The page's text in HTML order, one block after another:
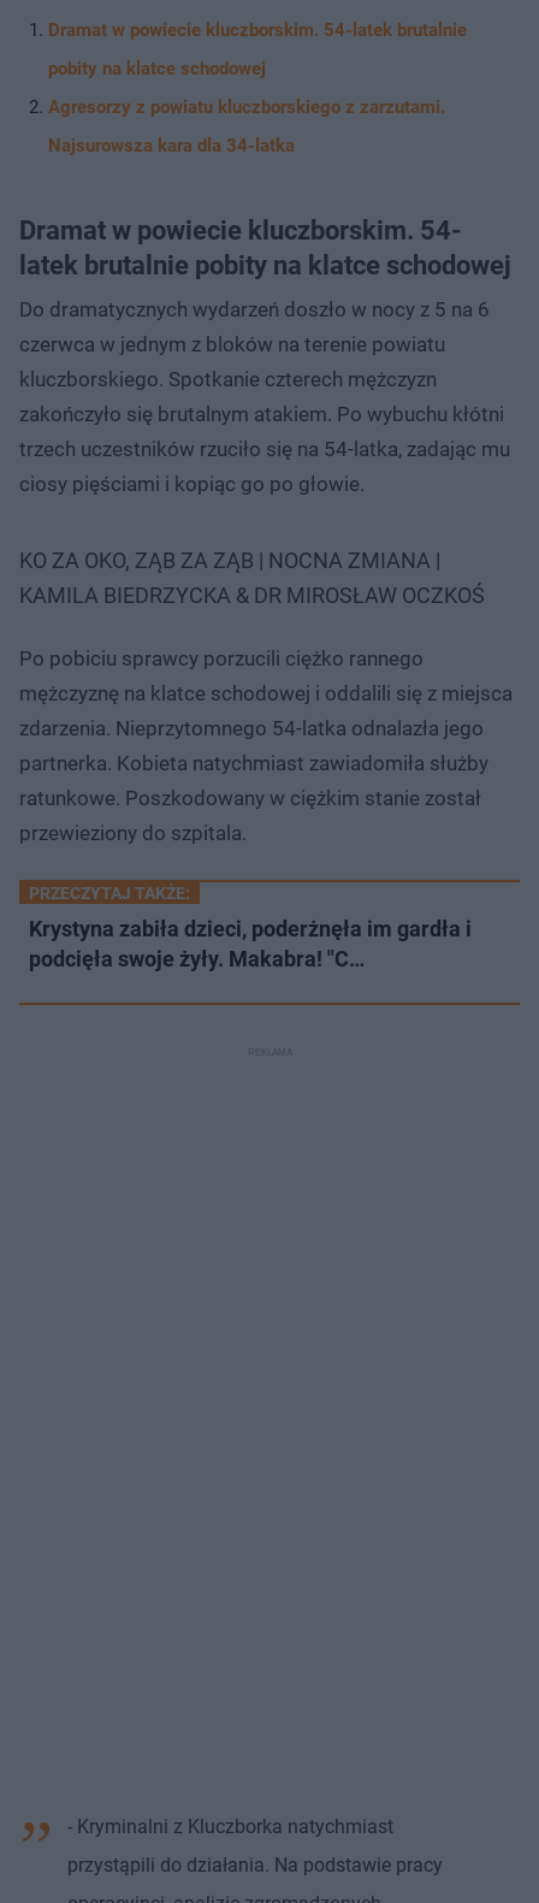
Dramat w powiecie kluczborskim. 54-latek brutalnie
pobity na klatce schodowej
Agresorzy z powiatu kluczborskiego z zarzutami.
Najsurowsza kara dla 34-latka
Dramat w powiecie kluczborskim. 54-
latek brutalnie pobity na klatce schodowej
Do dramatycznych wydarzeń doszło w nocy z 5 na 6
czerwca w jednym z bloków na terenie powiatu
kluczborskiego. Spotkanie czterech mężczyzn
zakończyło się brutalnym atakiem. Po wybuchu kłótni
trzech uczestników rzuciło się na 54-latka, zadając mu
ciosy pięściami i kopiąc go po głowie.
KO ZA OKO, ZĄB ZA ZĄB | NOCNA ZMIANA |
KAMILA BIEDRZYCKA & DR MIROSŁAW OCZKOŚ
Po pobiciu sprawcy porzucili ciężko rannego
mężczyznę na klatce schodowej i oddalili się z miejsca
zdarzenia. Nieprzytomnego 54-latka odnalazła jego
partnerka. Kobieta natychmiast zawiadomiła służby
ratunkowe. Poszkodowany w ciężkim stanie został
przewieziony do szpitala.
PRZECZYTAJ TAKŻE:
Krystyna zabiła dzieci, poderżnęła im gardła i
podcięła swoje żyły. Makabra! "C…
- Kryminalni z Kluczborka natychmiast
przystąpili do działania. Na podstawie pracy